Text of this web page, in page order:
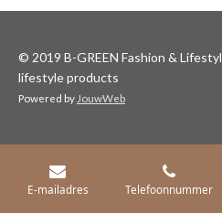
© 2019 B-GREEN Fashion &
lifestyle products
Powered by JouwWeb
E-mailadres Telefoonnummer